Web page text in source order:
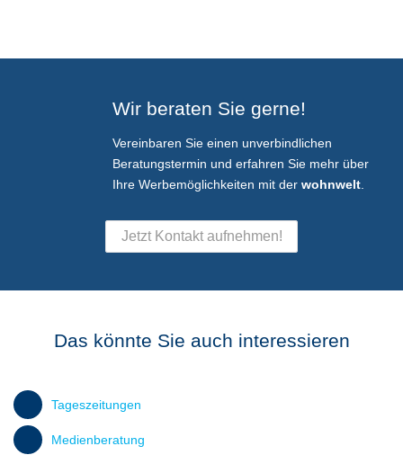
Wir beraten Sie gerne!
Vereinbaren Sie einen unverbindlichen
Beratungstermin und erfahren Sie mehr über
Ihre Werbemöglichkeiten mit der wohnwelt
Jetzt Kontakt aufnehmen!
Das könnte Sie auch interessieren
Tageszeitungen
Medienberatung